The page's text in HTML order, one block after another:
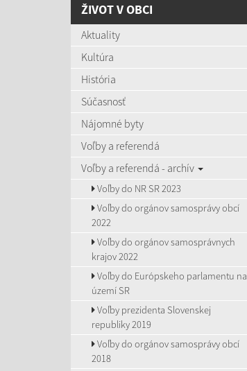
ŽIVOT V OBCI
Aktuality
Kultúra
História
Súčasnosť
Nájomné byty
Voľby a referendá
Voľby a referendá - archív
Voľby do NR SR 2023
Voľby do orgánov samosprávy obcí
2022
Voľby do orgánov samosprávnych
krajov 2022
Voľby do Európskeho parlamentu na
území SR
Voľby prezidenta Slovenskej
republiky 2019
Voľby do orgánov samosprávy obcí
2018